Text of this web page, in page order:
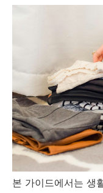
본 가이드에서는 생